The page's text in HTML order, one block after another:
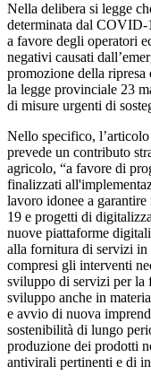
Nella delibera si legge
determinata dal COVID-
a favore degli operatori
negativi causati
promozione della
la legge provinciale 23
di misure urgenti di
Nello specifico,
prevede un contributo
agricolo, “a favore di
finalizzati
lavoro idonee a
19 e progetti di
nuove piattaforme
alla fornitura di servizi in
compresi gli interventi
sviluppo di servizi per la
sviluppo anche in
e avvio di nuova
sostenibilità di lungo
produzione dei prodotti
antivirali pertinenti e di